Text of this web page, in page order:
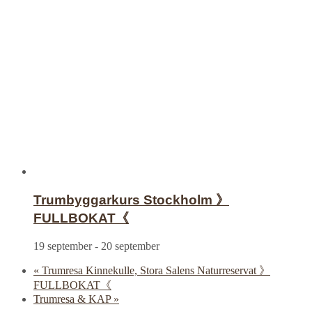
Trumbyggarkurs Stockholm 》
FULLBOKAT《
19 september- 20 september
« Trumresa Kinnekulle, Stora Salens Naturreservat 》
FULLBOKAT《
Trumresa & KAP »